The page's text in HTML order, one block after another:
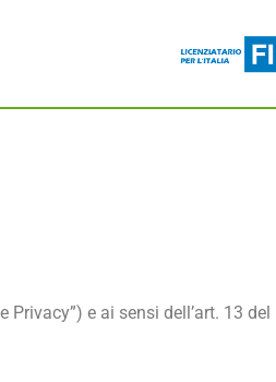
e ai sensi dell’art. 13 del